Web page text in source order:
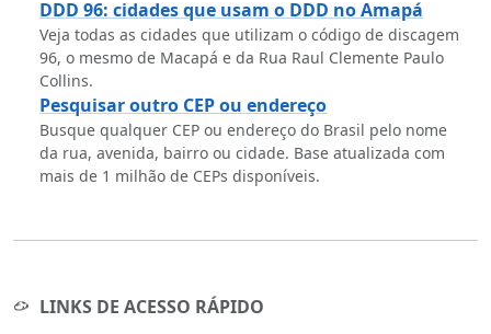
DDD 96: cidades que usam o DDD no Amapá
Veja todas as cidades que utilizam o código de discagem
96, o mesmo de Macapá e da Rua Raul Clemente Paulo
Collins.
Pesquisar outro CEP ou endereço
Busque qualquer CEP ou endereço do Brasil pelo nome
da rua, avenida, bairro ou cidade. Base atualizada com
mais de 1 milhão de CEPs disponíveis.
LINKS DE ACESSO RÁPIDO